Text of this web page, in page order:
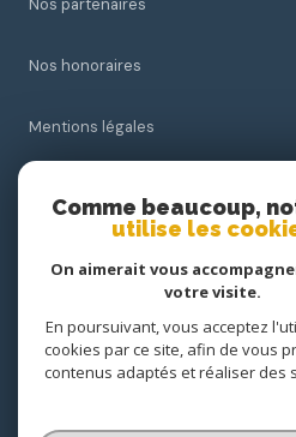
Nos partenaires
Nos honoraires
Mentions légales
Comme beaucoup,
utilise les
On aimerait vous
votre visite.
En poursuivant, vous acceptez
cookies par ce site, afin de vous
contenus adaptés et réaliser des